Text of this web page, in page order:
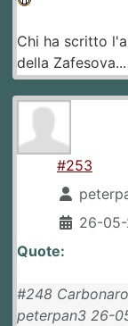
Chi ha scritto
della Zafesova...
#253
26-05-
Quote:
#248
peterpan3 26-